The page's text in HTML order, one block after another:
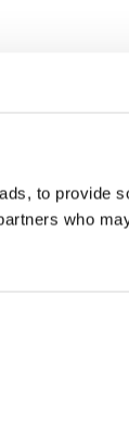
to provide
who